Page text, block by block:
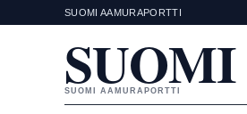
SUOMI AAMURAPORTTI
SUOMI AAMURAPORTTI